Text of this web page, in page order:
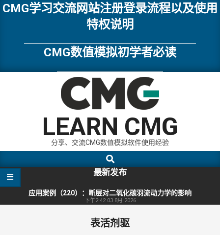
Skip
CMG学习交流网站注册登录流程以及使用
特权说明
CMG数值模拟初学者必读
LEARN CMG
分享、交流CMG数值模拟软件使用经验
Navigation
Menu
Search
最新发布
应用案例（220）：断层对二氧化碳羽流动力学的影响
下午2:42 03 8月 2026
表活剂驱